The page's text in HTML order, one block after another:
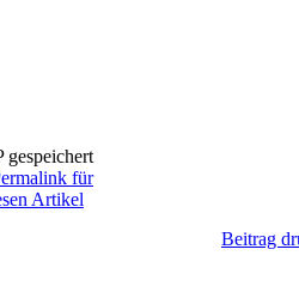
gespeichert
für
Artikel
Beitrag